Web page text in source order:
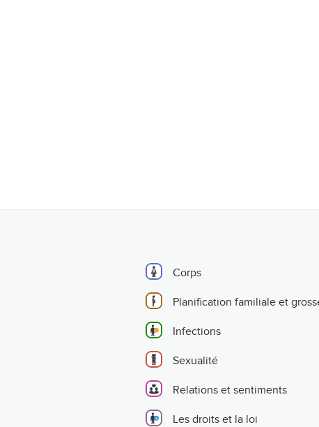
Corps
Planification familiale et
Infections
Sexualité
Relations et sentiments
Les droits et la loi